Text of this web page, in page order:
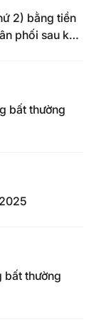
2) bằng tiền
phối sau khi
bất thường
bất thường